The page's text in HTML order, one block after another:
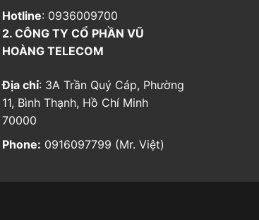
Hotline: 0936009700
2. CÔNG TY CỔ PHẦN VŨ
HOÀNG TELECOM
Địa chỉ: 3A Trần Quý Cáp, Phường
11, Bình Thạnh, Hồ Chí Minh
70000
Phone: 0916097799 (Mr. Việt)